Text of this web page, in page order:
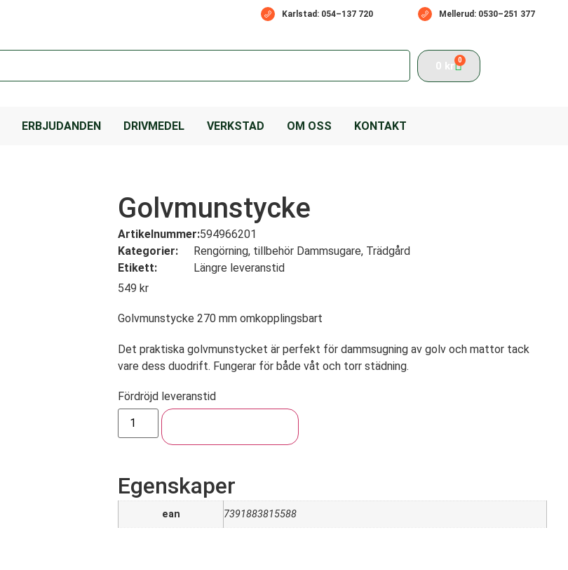
Karlstad: 054–137 720 Mellerud: 0530–251 377
0 kr 0
ERBJUDANDEN DRIVMEDEL VERKSTAD OM OSS KONTAKT
Golvmunstycke
Artikelnummer:594966201
Kategorier:
Rengörning, tillbehör Dammsugare, Trädgård
Etikett:
Längre leveranstid
549 kr
Golvmunstycke 270 mm omkopplingsbart
Det praktiska golvmunstycket är perfekt för dammsugning av golv och mattor tack
vare dess duodrift. Fungerar för både våt och torr städning.
Fördröjd leveranstid
Egenskaper
ean 7391883815588